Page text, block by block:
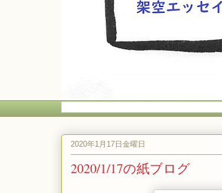
2020年1月17日金曜日
2020/1/17の紙ブログ